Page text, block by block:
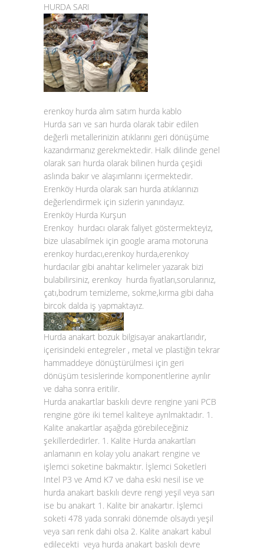
HURDA SARI
erenkoy hurda alım satım hurda kablo
Hurda sarı ve sarı hurda olarak tabir edilen
değerli metallerinizin atıklarını geri dönüşüme
kazandırmanız gerekmektedir. Halk dilinde genel
olarak sarı hurda olarak bilinen hurda çeşidi
aslında bakır ve alaşımlarını içermektedir.
ErenköyHurda olarak sarı hurda atıklarınızı
değerlendirmek için sizlerin yanındayız.
Erenköy Hurda Kurşun
Erenkoy hurdacı olarak faliyet göstermekteyiz,
bize ulasabilmek için google arama motoruna
erenkoy hurdacı,erenkoy hurda,erenkoy
hurdacılar gibi anahtar kelimeler yazarak bizi
bulabilirsiniz, erenkoy hurda fiyatları,sorularınız,
çatı,bodrum temizleme, sokme,kırma gibi daha
bircok dalda iş yapmaktayız.
Hurda anakart bozuk bilgisayar anakartlarıdır,
içerisindeki entegreler , metal ve plastiğin tekrar
hammaddeye dönüştürülmesi için geri
dönüşüm tesislerinde komponentlerine ayrılır
ve daha sonra eritilir.
Hurda anakartlar baskılı devre rengine yani PCB
rengine göre iki temel kaliteye ayrılmaktadır. 1.
Kalite anakartlar aşağıda görebileceğiniz
şekillerdedirler. 1. Kalite Hurda anakartları
anlamanın en kolay yolu anakart rengine ve
işlemci soketine bakmaktır. İşlemci Soketleri
Intel P3 ve Amd K7 ve daha eski nesil ise ve
hurda anakart baskılı devre rengi yeşil veya sarı
ise bu anakart 1. Kalite bir anakartır. İşlemci
soketi 478 yada sonraki dönemde olsaydı yeşil
veya sarı renk dahi olsa 2. Kalite anakart kabul
edilecekti veya hurda anakart baskılı devre